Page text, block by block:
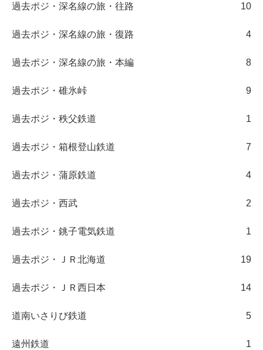
過去ポジ・深名線の旅・往路 10
過去ポジ・深名線の旅・復路 4
過去ポジ・深名線の旅・本編 8
過去ポジ・碓氷峠 9
過去ポジ・秩父鉄道 1
過去ポジ・箱根登山鉄道 7
過去ポジ・蒲原鉄道 4
過去ポジ・西武 2
過去ポジ・銚子電気鉄道 1
過去ポジ・ＪＲ北海道 19
過去ポジ・ＪＲ西日本 14
道南いさりび鉄道 5
遠州鉄道 1